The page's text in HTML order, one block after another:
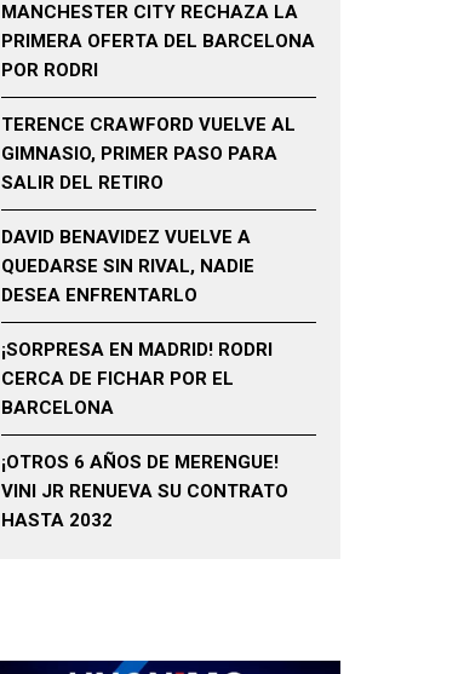
MANCHESTER CITY RECHAZA LA
PRIMERA OFERTA DEL BARCELONA
POR RODRI
TERENCE CRAWFORD VUELVE AL
GIMNASIO, PRIMER PASO PARA
SALIR DEL RETIRO
DAVID BENAVIDEZ VUELVE A
QUEDARSE SIN RIVAL, NADIE
DESEA ENFRENTARLO
¡SORPRESA EN MADRID! RODRI
CERCA DE FICHAR POR EL
BARCELONA
¡OTROS 6 AÑOS DE MERENGUE!
VINI JR RENUEVA SU CONTRATO
HASTA 2032